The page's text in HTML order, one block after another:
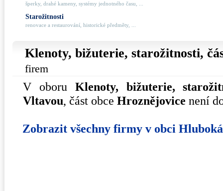
šperky, drahé kameny, systémy jednotného času, ...
Starožitnosti
renovace a restaurování, historické předměty, ...
Klenoty, bižuterie, starožitnosti,
firem
V oboru Klenoty, bižuterie,
Vltavou, část obce Hroznějovice není
Zobrazit všechny firmy v obci